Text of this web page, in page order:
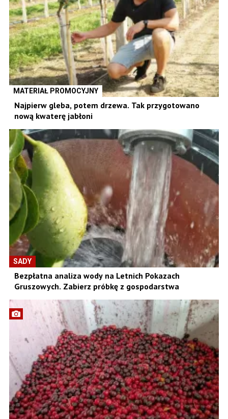
MATERIAŁ PROMOCYJNY
Najpierw gleba, potem drzewa. Tak przygotowano
nową kwaterę jabłoni
SADY
Bezpłatna analiza wody na Letnich Pokazach
Gruszowych. Zabierz próbkę z gospodarstwa